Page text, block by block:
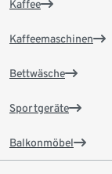
Kaffee
Kaffeemaschinen
Bettwäsche
Sportgeräte
Balkonmöbel